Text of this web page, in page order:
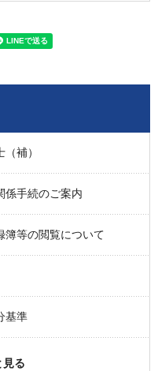
補）
係手続のご案内
簿等の閲覧について
基準
見る